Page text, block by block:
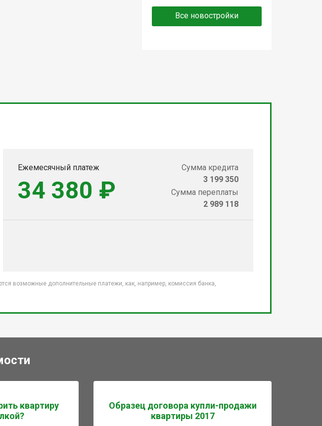
Все новостройки
Ежемесячный платеж
34 380 ₽
Сумма кредита
3 199 350
Сумма переплаты
2 989 118
возможные дополнительные платежи, как, например, комиссия банка,
квартиру
Образец договора купли-продажи
квартиры 2017